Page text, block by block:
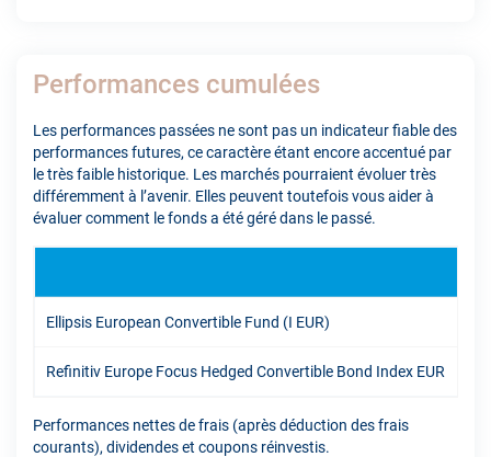
Performances cumulées
Les performances passées ne sont pas un indicateur fiable des
performances futures, ce caractère étant encore accentué par
le très faible historique. Les marchés pourraient évoluer très
différemment à l’avenir. Elles peuvent toutefois vous aider à
évaluer comment le fonds a été géré dans le passé.
Ellipsis European Convertible Fund (I EUR)
Refinitiv Europe Focus Hedged Convertible Bond Index EUR
Performances nettes de frais (après déduction des frais
courants), dividendes et coupons réinvestis.